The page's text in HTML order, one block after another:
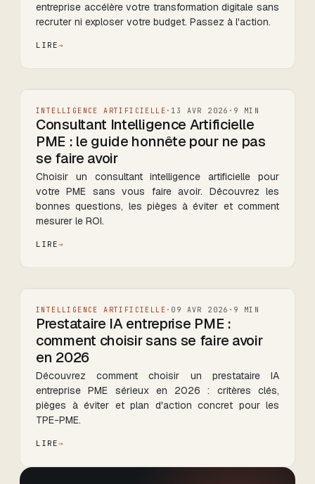
entreprise accélère votre transformation digitale sans
recruter ni exploser votre budget. Passez à l'action.
LIRE
INTELLIGENCE ARTIFICIELLE · 13 AVR 2026 · 9 MIN
Consultant Intelligence Artificielle
PME : le guide honnête pour ne pas
se faire avoir
Choisir un consultant intelligence artificielle pour
votre PME sans vous faire avoir. Découvrez les
bonnes questions, les pièges à éviter et comment
mesurer le ROI.
LIRE
INTELLIGENCE ARTIFICIELLE · 09 AVR 2026 · 9 MIN
Prestataire IA entreprise PME :
comment choisir sans se faire avoir
en 2026
Découvrez comment choisir un prestataire IA
entreprise PME sérieux en 2026 : critères clés,
pièges à éviter et plan d'action concret pour les
TPE-PME.
LIRE